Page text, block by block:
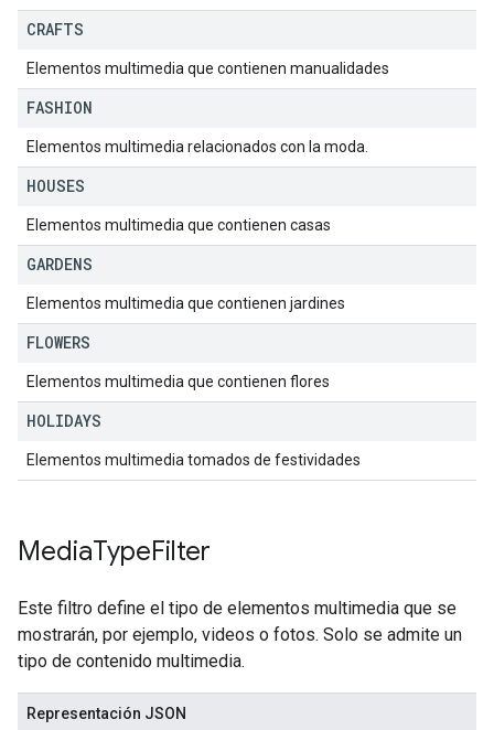
CRAFTS
Elementos multimedia que contienen manualidades
FASHION
Elementos multimedia relacionados con la moda.
HOUSES
Elementos multimedia que contienen casas
GARDENS
Elementos multimedia que contienen jardines
FLOWERS
Elementos multimedia que contienen flores
HOLIDAYS
Elementos multimedia tomados de festividades
MediaTypeFilter
Este filtro define el tipo de elementos multimedia que se
mostrarán, por ejemplo, videos o fotos. Solo se admite un
tipo de contenido multimedia.
Representación JSON